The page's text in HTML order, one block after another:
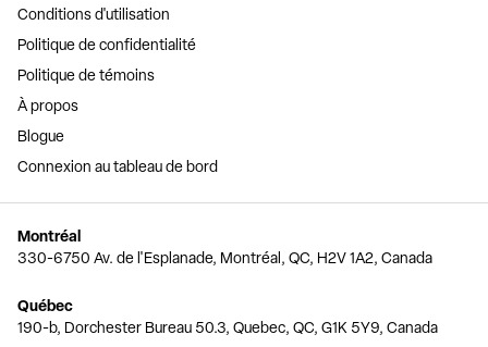
Conditions d'utilisation
Politique de confidentialité
Politique de témoins
À propos
Blogue
Connexion au tableau de bord
Montréal
330-6750 Av. de l'Esplanade, Montréal, QC, H2V 1A2, Canada
Québec
190-b, Dorchester Bureau 50.3, Quebec, QC, G1K 5Y9, Canada